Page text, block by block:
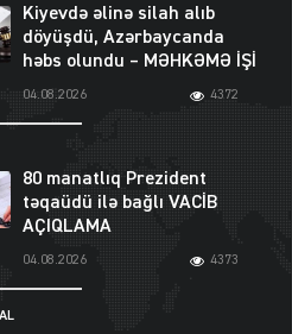
Kiyevdə əlinə silah alıb
döyüşdü, Azərbaycanda
həbs olundu – MƏHKƏMƏ İŞİ
04.08.2026 4372
80 manatlıq Prezident
təqaüdü ilə bağlı VACİB
AÇIQLAMA
04.08.2026 4373